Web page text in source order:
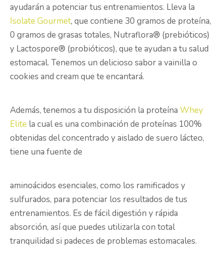
ayudarán a potenciar tus entrenamientos. Lleva la
Isolate Gourmet, que contiene 30 gramos de proteína,
0 gramos de grasas totales, Nutraflora® (prebióticos)
y Lactospore® (probióticos), que te ayudan a tu salud
estomacal. Tenemos un delicioso sabor a vainilla o
cookies and cream que te encantará.
Además, tenemos a tu disposición la proteína Whey
Elite la cual es una combinación de proteínas 100%
obtenidas del concentrado y aislado de suero lácteo,
tiene una fuente de
aminoácidos esenciales, como los ramificados y
sulfurados, para potenciar los resultados de tus
entrenamientos. Es de fácil digestión y rápida
absorción, así que puedes utilizarla con total
tranquilidad si padeces de problemas estomacales.